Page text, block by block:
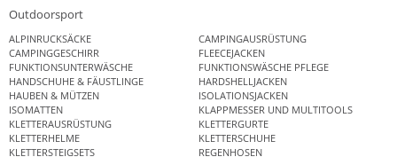
Outdoorsport
ALPINRUCKSÄCKE
CAMPINGAUSRÜSTUNG
CAMPINGGESCHIRR
FLEECEJACKEN
FUNKTIONSUNTERWÄSCHE
FUNKTIONSWÄSCHE PFLEGE
HANDSCHUHE & FÄUSTLINGE
HARDSHELLJACKEN
HAUBEN & MÜTZEN
ISOLATIONSJACKEN
ISOMATTEN
KLAPPMESSER UND MULTITOOLS
KLETTERAUSRÜSTUNG
KLETTERGURTE
KLETTERHELME
KLETTERSCHUHE
KLETTERSTEIGSETS
REGENHOSEN